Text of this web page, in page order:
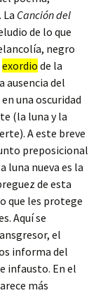
Canción del
de lo que
negro
exordio de la
ausencia del
una oscuridad
(la luna y la
A este breve
preposicional
luna nueva es la
de esta
que les protege
Aquí se
el
informa del
infausto. En el
más